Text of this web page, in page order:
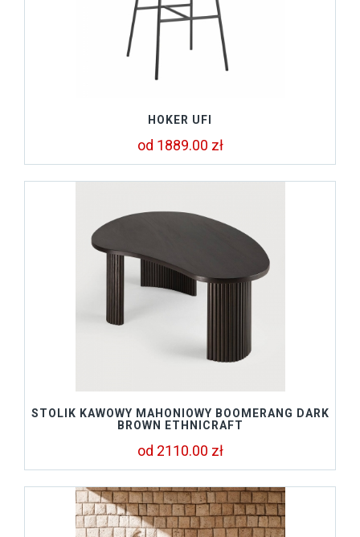
HOKER UFI
od 1889.00 zł
STOLIK KAWOWY MAHONIOWY BOOMERANG DARK
BROWN ETHNICRAFT
od 2110.00 zł